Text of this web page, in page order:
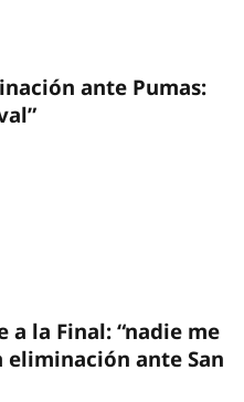
ante Pumas:
a la Final: “nadie me
eliminación ante San